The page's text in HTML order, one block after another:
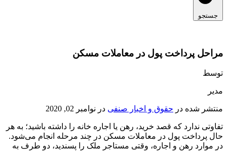
جستجو
مراحل پرداخت پول در معاملات مسکن
توسط
مدیر
منتشر شده در حقوق و اخبار صنفی در نوامبر 02, 2020
تفاوتی ندارد که قصد خرید، رهن یا اجاره خانه را داشته باشید؛ به هر
حال پرداخت پول در معاملات مسکن در چند مرحله انجام می‌شود.
در موارد رهن و اجاره، وقتی مستاجر ملک را پسندید، دو طرف به